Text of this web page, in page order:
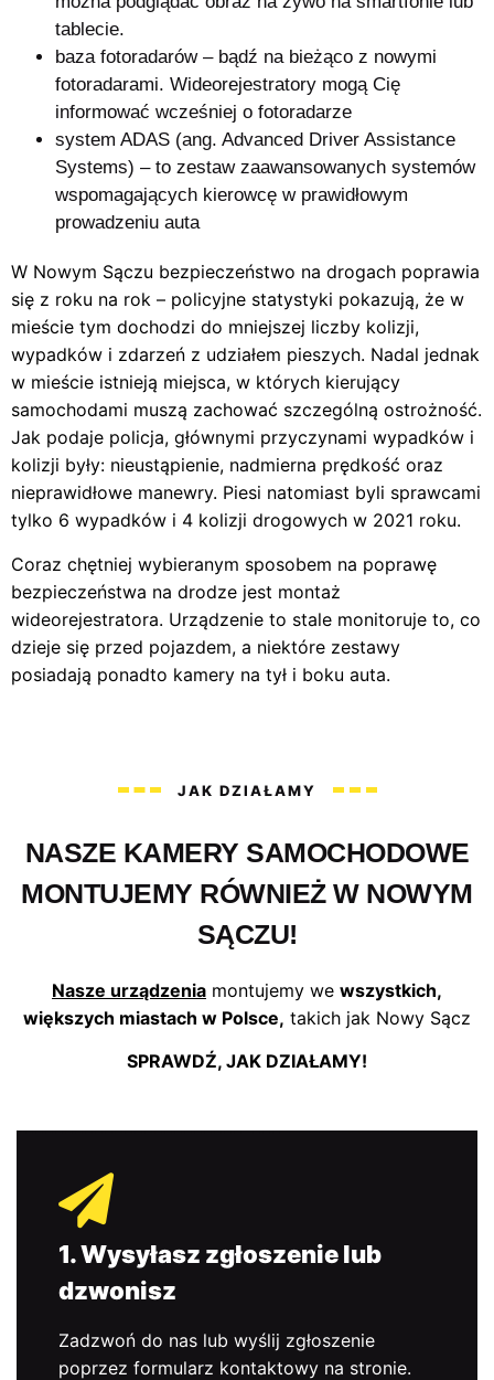
tablecie.
baza fotoradarów – bądź na bieżąco z nowymi
fotoradarami. Wideorejestratory mogą Cię
informować wcześniej o fotoradarze
system ADAS (ang. Advanced Driver Assistance
Systems) – to zestaw zaawansowanych systemów
wspomagających kierowcę w prawidłowym
prowadzeniu auta
W Nowym Sączu bezpieczeństwo na drogach poprawia
się z roku na rok – policyjne statystyki pokazują, że w
mieście tym dochodzi do mniejszej liczby kolizji,
wypadków i zdarzeń z udziałem pieszych. Nadal jednak
w mieście istnieją miejsca, w których kierujący
samochodami muszą zachować szczególną ostrożność.
Jak podaje policja, głównymi przyczynami wypadków i
kolizji były: nieustąpienie, nadmierna prędkość oraz
nieprawidłowe manewry. Piesi natomiast byli sprawcami
tylko 6 wypadków i 4 kolizji drogowych w 2021 roku.
Coraz chętniej wybieranym sposobem na poprawę
bezpieczeństwa na drodze jest montaż
wideorejestratora. Urządzenie to stale monitoruje to, co
dzieje się przed pojazdem, a niektóre zestawy
posiadają ponadto kamery na tył i boku auta.
JAK DZIAŁAMY
NASZE KAMERY SAMOCHODOWE
MONTUJEMY RÓWNIEŻ W NOWYM
SĄCZU!
Nasze urządzenia montujemy we wszystkich,
większych miastach w Polsce, takich jak Nowy Sącz
SPRAWDŹ, JAK DZIAŁAMY!
1. Wysyłasz zgłoszenie lub
dzwonisz
Zadzwoń do nas lub wyślij zgłoszenie
poprzez formularz kontaktowy na stronie.